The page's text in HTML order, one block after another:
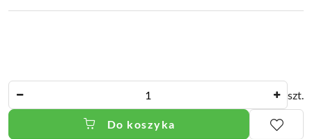
szt.
Do koszyka